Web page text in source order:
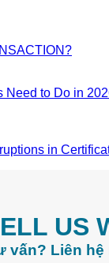
Need to Do in
in
US
vấn? Liên